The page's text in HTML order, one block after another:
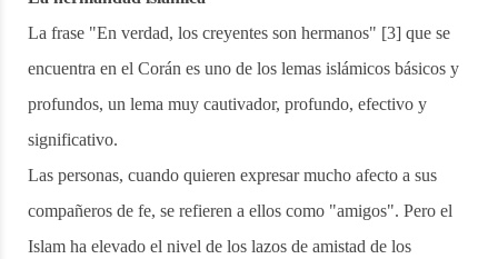
La frase "En verdad, los creyentes son hermanos" [3] que se
encuentra en el Corán es uno de los lemas islámicos básicos y
profundos, un lema muy cautivador, profundo, efectivo y
significativo.
Las personas, cuando quieren expresar mucho afecto a sus
compañeros de fe, se refieren a ellos como "amigos". Pero el
Islam ha elevado el nivel de los lazos de amistad de los